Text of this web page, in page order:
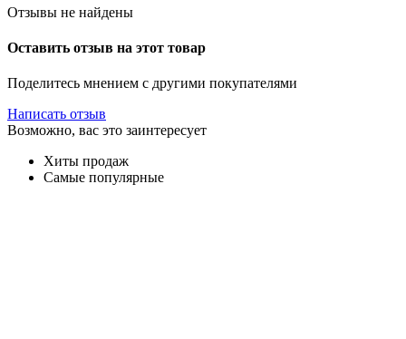
Отзывы не найдены
Оставить отзыв на этот товар
Поделитесь мнением с другими покупателями
Написать отзыв
Возможно, вас это заинтересует
Хиты продаж
Самые популярные